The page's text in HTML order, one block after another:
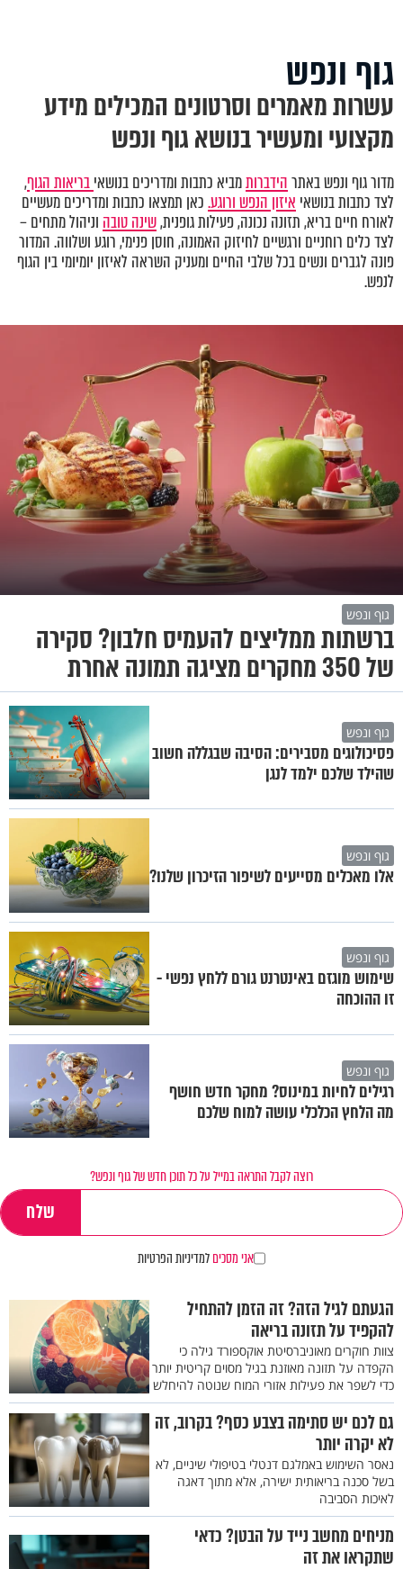
גוף ונפש
עשרות מאמרים וסרטונים המכילים מידע
מקצועי ומעשיר בנושא גוף ונפש
מדור גוף ונפש באתרהידברותמביא כתבות ומדריכים בנושאיבריאות הגוף,
לצד כתבות בנושאי איזון הנפש ורוגע.כאן תמצאו כתבות ומדריכים מעשיים
לאורח חיים בריא, תזונה נכונה, פעילות גופנית,שינה טובה וניהול מתחים –
לצד כלים רוחניים ורגשיים לחיזוק האמונה, חוסן פנימי, רוגע ושלווה. המדור
פונה לגברים ונשים בכל שלבי החיים ומעניק השראה לאיזון יומיומי בין הגוף
לנפש.
גוף ונפש
ברשתות ממליצים להעמיס חלבון? סקירה
של 350 מחקרים מציגה תמונה אחרת
גוף ונפש
פסיכולוגים מסבירים: הסיבה שבגללה חשוב
שהילד שלכם ילמד לנגן
גוף ונפש
אלו מאכלים מסייעים לשיפור הזיכרון שלנו?
גוף ונפש
שימוש מוגזם באינטרנט גורם ללחץ נפשי -
זו ההוכחה
גוף ונפש
רגילים לחיות במינוס? מחקר חדש חושף
מה הלחץ הכלכלי עושה למוח שלכם
רוצה לקבל התראה במייל על כל תוכן חדש של גוף ונפש?
אני מסכיםלמדיניות הפרטיות
הגעתם לגיל הזה? זה הזמן להתחיל
להקפיד על תזונה בריאה
צוות חוקרים מאוניברסיטת אוקספורד גילה כי
הקפדה על תזונה מאוזנת בגיל מסוים קריטית יותר
כדי לשפר את פעילות אזורי המוח שנוטה להיחלש
גם לכם יש סתימה בצבע כסף? בקרוב, זה
לא יקרה יותר
נאסר השימוש באמלגם דנטלי בטיפולי שיניים, לא
בשל סכנה בריאותית ישירה, אלא מתוך דאגה
לאיכות הסביבה
מניחים מחשב נייד על הבטן? כדאי
שתקראו את זה